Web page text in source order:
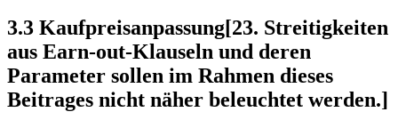
3.3 Kaufpreisanpassung[23. Streitigkeiten
aus Earn-out-Klauseln und deren
Parameter sollen im Rahmen dieses
Beitrages nicht näher beleuchtet werden.]